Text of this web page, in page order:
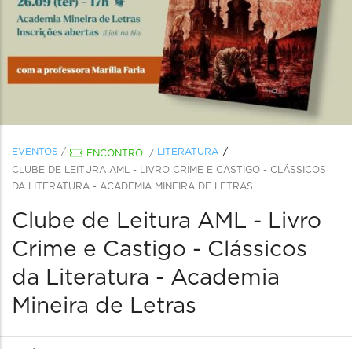
EVENTOS / ENCONTRO /
LITERATURA
CLUBE DE LEITURA AML - LIVRO CRIME E CASTIGO - CLÁSSICOS
DA LITERATURA - ACADEMIA MINEIRA DE LETRAS
Clube de Leitura AML - Livro
Crime e Castigo - Clássicos
da Literatura - Academia
Mineira de Letras